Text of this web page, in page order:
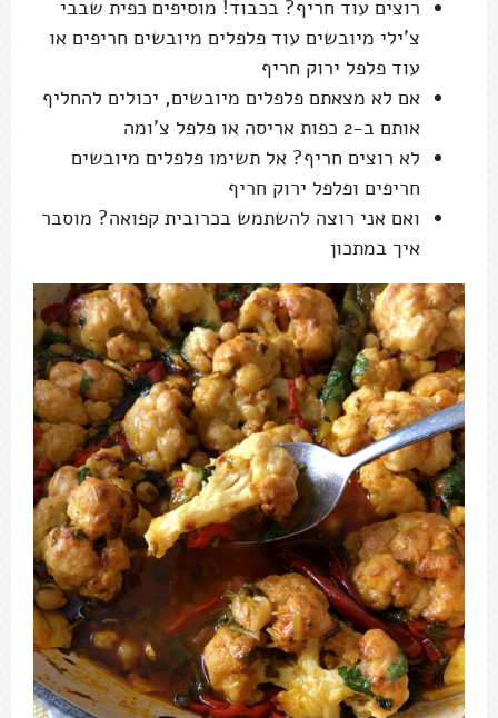
רוצים עוד חריף? בכבוד! מוסיפים כפית שבבי
צ'ילי מיובשים עוד פלפלים מיובשים חריפים או
עוד פלפל ירוק חריף
אם לא מצאתם פלפלים מיובשים, יכולים להחליף
אותם ב-2 כפות אריסה או פלפל צ'ומה
לא רוצים חריף? אל תשימו פלפלים מיובשים
חריפים ופלפל ירוק חריף
ואם אני רוצה להשתמש בכרובית קפואה? מוסבר
איך במתכון